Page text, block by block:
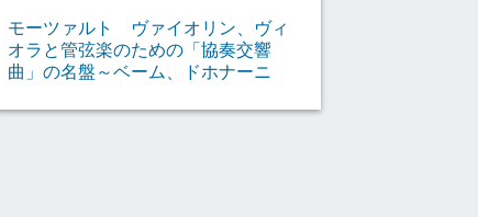
モーツァルト ヴァイオリン、ヴィ
オラと管弦楽のための「協奏交響
曲」の名盤～ベーム、ドホナーニ